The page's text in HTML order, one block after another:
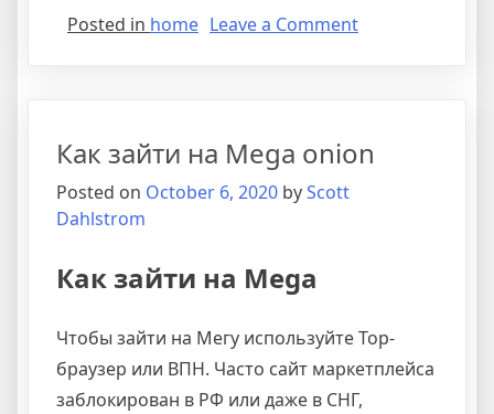
Posted in home Leave a Comment
Как зайти на Mega onion
Posted on October 6, 2020 byScott
Dahlstrom
Как зайти на Mega
Чтобы зайти на Мегу используйте Тор-
браузер или ВПН. Часто сайт маркетплейса
заблокирован в РФ или даже в СНГ,